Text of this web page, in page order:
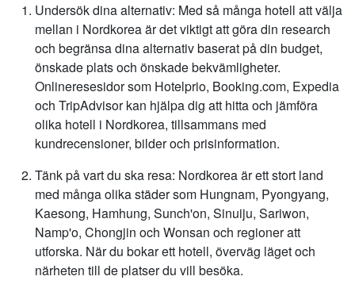
Undersök dina alternativ: Med så många hotell att välja
mellan i Nordkorea är det viktigt att göra din research
och begränsa dina alternativ baserat på din budget,
önskade plats och önskade bekvämligheter.
Onlineresesidor som Hotelprio, Booking.com, Expedia
och TripAdvisor kan hjälpa dig att hitta och jämföra
olika hotell i Nordkorea, tillsammans med
kundrecensioner, bilder och prisinformation.
Tänk på vart du ska resa: Nordkorea är ett stort land
med många olika städer som Hungnam, Pyongyang,
Kaesong, Hamhung, Sunch'on, Sinuiju, Sariwon,
Namp'o, Chongjin och Wonsan och regioner att
utforska. När du bokar ett hotell, överväg läget och
närheten till de platser du vill besöka.